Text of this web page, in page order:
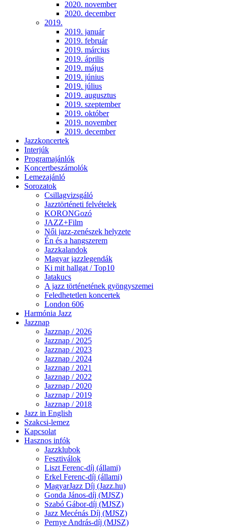
2020. november
2020. december
2019.
2019. január
2019. február
2019. március
2019. április
2019. május
2019. június
2019. július
2019. augusztus
2019. szeptember
2019. október
2019. november
2019. december
Jazzkoncertek
Interjúk
Programajánlók
Koncertbeszámolók
Lemezajánló
Sorozatok
Csillagvizsgáló
Jazztörténeti felvételek
KORONGozó
JAZZ+Film
Női jazz-zenészek helyzete
Én és a hangszerem
Jazzkalandok
Magyar jazzlegendák
Ki mit hallgat / Top10
Jatakucs
A jazz történetének gyöngyszemei
Feledhetetlen koncertek
London 606
Harmónia Jazz
Jazznap
Jazznap / 2026
Jazznap / 2025
Jazznap / 2023
Jazznap / 2024
Jazznap / 2021
Jazznap / 2022
Jazznap / 2020
Jazznap / 2019
Jazznap / 2018
Jazz in English
Szakcsi-lemez
Kapcsolat
Hasznos infók
Jazzklubok
Fesztiválok
Liszt Ferenc-díj (állami)
Erkel Ferenc-díj (állami)
MagyarJazz Díj (Jazz.hu)
Gonda János-díj (MJSZ)
Szabó Gábor-díj (MJSZ)
Jazz Mecénás Díj (MJSZ)
Pernye András-díj (MJSZ)